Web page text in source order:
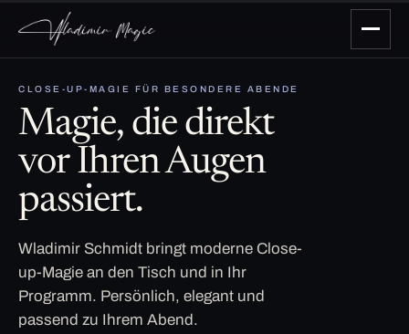
CLOSE-UP-MAGIE FÜR BESONDERE ABENDE
Magie, die direkt
vor Ihren Augen
passiert.
Wladimir Schmidt bringt moderne Close-
up-Magie an den Tisch und in Ihr
Programm. Persönlich, elegant und
passend zu Ihrem Abend.